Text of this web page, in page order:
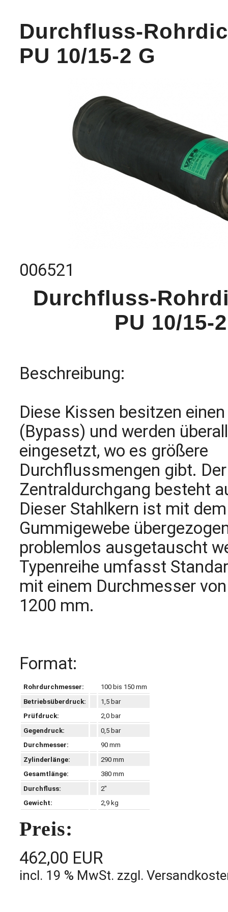
Durchfluss-
PU 10/15-2 G
006521
Durchfluss-
PU 10/15-
Beschreibung:
Diese Kissen besitzen
(Bypass) und werden
eingesetzt, wo es größere
Durchflussmengen gibt. Der
Zentraldurchgang besteht
Dieser Stahlkern ist mit
Gummigewebe
problemlos ausgetauscht
Typenreihe umfasst
mit einem Durchmesser
1200 mm.
Format:
Rohrdurchmesser:
100 bis 150 mm
Betriebsüberdruck:
1,5 bar
Prüfdruck:
2,0 bar
Gegendruck:
0,5 bar
Durchmesser:
90 mm
Zylinderlänge:
290 mm
Gesamtlänge:
380 mm
Durchfluss:
2"
Gewicht:
2,9 kg
Preis:
462,00 EUR
incl. 19 % MwSt. zzgl.